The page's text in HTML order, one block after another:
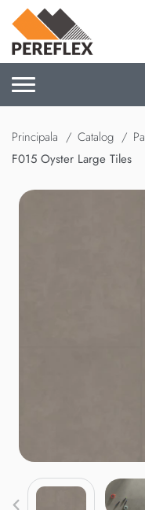
Principala Catalog
F015 Oyster Large Tiles